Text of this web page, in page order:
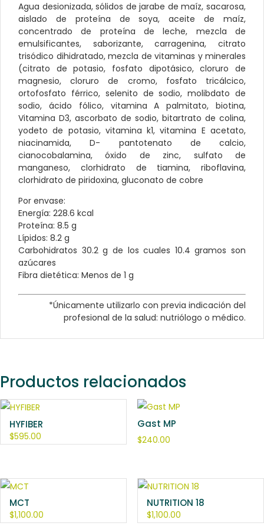
Agua desionizada, sólidos de jarabe de maíz, sacarosa,
aislado de proteína de soya, aceite de maíz,
concentrado de proteína de leche, mezcla de
emulsificantes, saborizante, carragenina, citrato
trisódico dihidratado, mezcla de vitaminas y minerales
(citrato de potasio, fosfato dipotásico, cloruro de
magnesio, cloruro de cromo, fosfato tricálcico,
ortofosfato férrico, selenito de sodio, molibdato de
sodio, ácido fólico, vitamina A palmitato, biotina,
Vitamina D3, ascorbato de sodio, bitartrato de colina,
yodeto de potasio, vitamina k1, vitamina E acetato,
niacinamida, D- pantotenato de calcio,
cianocobalamina, óxido de zinc, sulfato de
manganeso, clorhidrato de tiamina, riboflavina,
clorhidrato de piridoxina, gluconato de cobre
Por envase:
Energía: 228.6 kcal
Proteína: 8.5 g
Lípidos: 8.2 g
Carbohidratos 30.2 g de los cuales 10.4 gramos son
azúcares
Fibra dietética: Menos de 1 g
*Únicamente utilizarlo con previa indicación del
profesional de la salud: nutriólogo o médico.
Productos relacionados
HYFIBER
$595.00
Gast MP
$240.00
MCT
$1,100.00
NUTRITION 18
$1,100.00